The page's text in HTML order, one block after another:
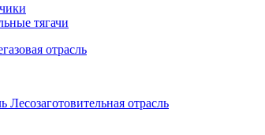
тягачи
отрасль
Лесозаготовительная отрасль